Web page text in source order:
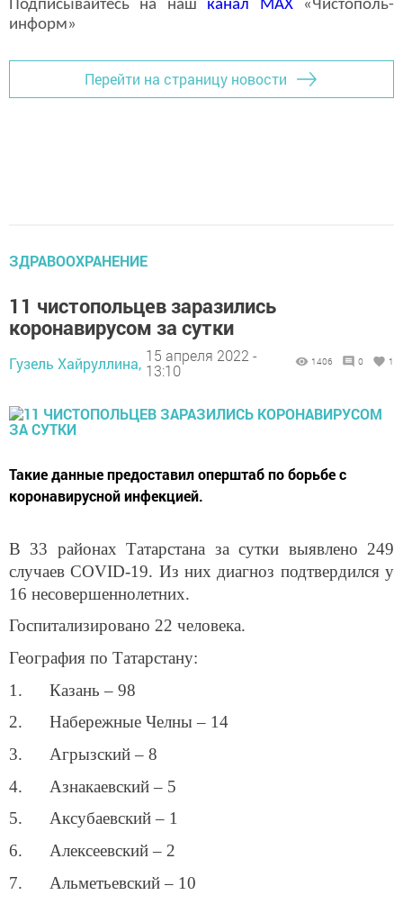
Подписывайтесь на наш канал MAX«Чистополь-
информ»
Перейти на страницу новости
ЗДРАВООХРАНЕНИЕ
11 чистопольцев заразились
коронавирусом за сутки
Гузель Хайруллина, 15 апреля 2022 -
13:10
1406 0 1
Такие данные предоставил оперштаб по борьбе с
коронавирусной инфекцией.
В 33 районах Татарстана за сутки выявлено 249
случаев COVID-19. Из них диагноз подтвердился у
16 несовершеннолетних.
Госпитализировано 22 человека.
География по Татарстану:
1. Казань – 98
2. Набережные Челны – 14
3. Агрызский – 8
4. Азнакаевский – 5
5. Аксубаевский – 1
6. Алексеевский – 2
7. Альметьевский – 10